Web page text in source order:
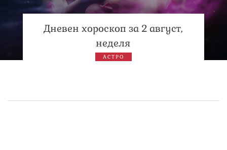
Дневен хороскоп за 2 август,
неделя
АСТРО